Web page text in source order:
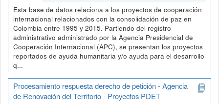
Esta base de datos relaciona a los proyectos de cooperación
internacional relacionados con la consolidación de paz en
Colombia entre 1995 y 2015. Partiendo del registro
administrativo administrado por la Agencia Presidencial de
Cooperación Internacional (APC), se presentan los proyectos
reportados de ayuda humanitaria y/o ayuda para el desarrollo
q...
Procesamiento respuesta derecho de petición - Agencia
de Renovación del Territorio - Proyectos PDET